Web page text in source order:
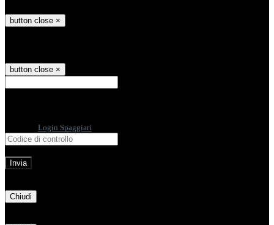
button close ×
button close ×
Login Spaggiari
Chiudi